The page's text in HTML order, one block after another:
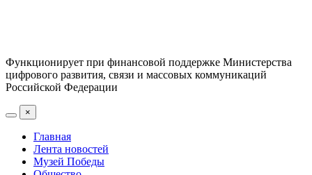
Функционирует при финансовой поддержке Министерства
цифрового развития, связи и массовых коммуникаций
Российской Федерации
×
Главная
Лента новостей
Музей Победы